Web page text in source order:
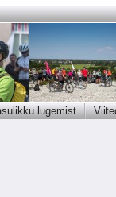
lugemist